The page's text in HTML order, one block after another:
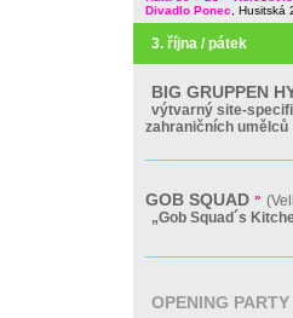
Divadlo Ponec ,
3. října / pátek
BIG GRUPPEN
výtvarný site-
zahraničních umělců
GOB SQUAD »
„Gob Squad´s
OPENING PARTY